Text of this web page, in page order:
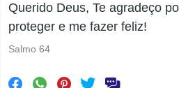
Querido Deus, Te agradeço
proteger e me fazer feliz!
Salmo 64